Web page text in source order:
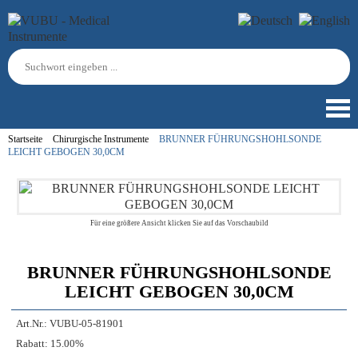
Startseite Chirurgische Instrumente
BRUNNER FÜHRUNGSHOHLSONDE
LEICHT GEBOGEN 30,0CM
Für eine größere Ansicht klicken Sie auf das Vorschaubild
BRUNNER FÜHRUNGSHOHLSONDE
LEICHT GEBOGEN 30,0CM
Art.Nr.: VUBU-05-81901
Rabatt: 15.00%